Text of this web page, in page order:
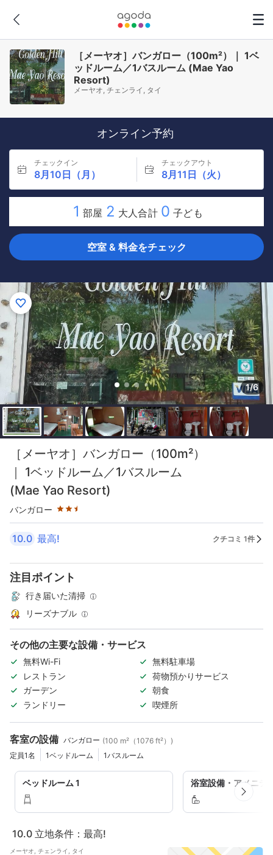
［メーヤオ］バンガロー（100m²）｜ 1ベ
ッドルーム／1バスルーム (Mae Yao
Resort)
メーヤオ, チェンライ, タイ
オンライン予約
チェックイン
8月10日（月）
チェックアウト
8月11日（火）
1 部屋 2 大人合計 0 子ども
空室 & 料金をチェック
1/6
［メーヤオ］バンガロー（100m²）
｜ 1ベッドルーム／1バスルーム
(Mae Yao Resort)
バンガロー
星評価 2.5つ星
10.0 最高! クチコミ 1件
注目ポイント
行き届いた清掃
リーズナブル
その他の主要な設備・サービス
無料Wi-Fi
無料駐車場
レストラン
荷物預かりサービス
ガーデン
朝食
ランドリー
喫煙所
客室の設備 バンガロー (100 m²（1076 ft²）)
定員1名
1ベッドルーム 1バスルーム
ベッドルーム 1 浴室設備・アメニテ
10.0 立地条件：最高!
メーヤオ, チェンライ, タイ